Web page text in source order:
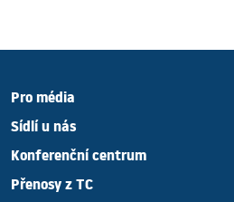
Pro média
Sídlí u nás
Konferenční centrum
Přenosy z TC